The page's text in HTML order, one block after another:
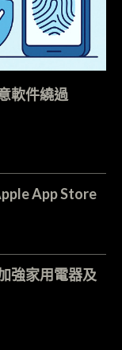
軟件繞過
App Store
強家用電器及